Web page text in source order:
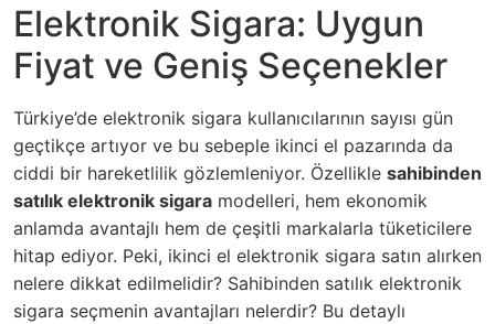
Elektronik Sigara: Uygun
Fiyat ve Geniş Seçenekler
Türkiye’de elektronik sigara kullanıcılarının sayısı gün
geçtikçe artıyor ve bu sebeple ikinci el pazarında da
ciddi bir hareketlilik gözlemleniyor. Özellikle sahibinden
satılık elektronik sigara modelleri, hem ekonomik
anlamda avantajlı hem de çeşitli markalarla tüketicilere
hitap ediyor. Peki, ikinci el elektronik sigara satın alırken
nelere dikkat edilmelidir? Sahibinden satılık elektronik
sigara seçmenin avantajları nelerdir? Bu detaylı